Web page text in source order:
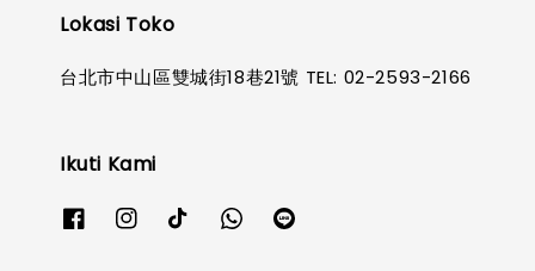
Lokasi Toko
台北市中山區雙城街18巷21號 TEL: 02-2593-2166
Ikuti Kami